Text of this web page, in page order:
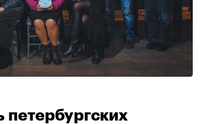
петербургских